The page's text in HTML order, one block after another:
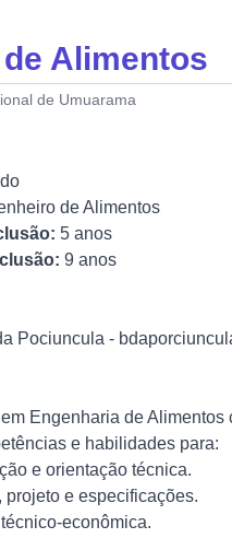
Alimentos
de Umuarama
de Alimentos
5 anos
9 anos
Pociuncula -
Engenharia de
e habilidades para:
e orientação técnica.
projeto e especificações.
econômica.